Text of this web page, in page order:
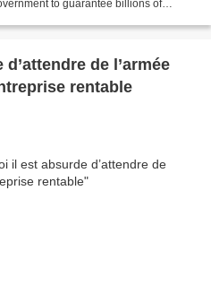
to guarantee billions of
de l’armée
rentable